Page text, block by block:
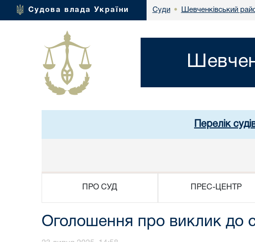
Судова влада України Суди • Шевченківський
Перелік
ПРО СУД ПРЕС-ЦЕНТР
Оголошення про виклик до